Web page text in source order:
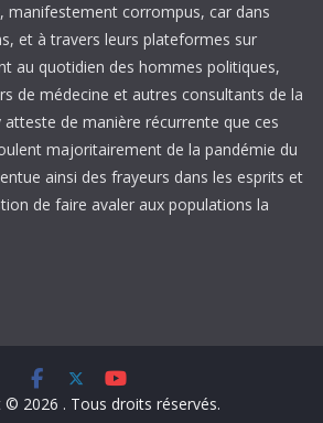
manifestement corrompus, car dans
et à travers leurs plateformes sur
au quotidien des hommes politiques,
de médecine et autres consultants de la
atteste de manière récurrente que ces
majoritairement de la pandémie du
ainsi des frayeurs dans les esprits et
de faire avaler aux populations la
© 2026 . Tous droits réservés.